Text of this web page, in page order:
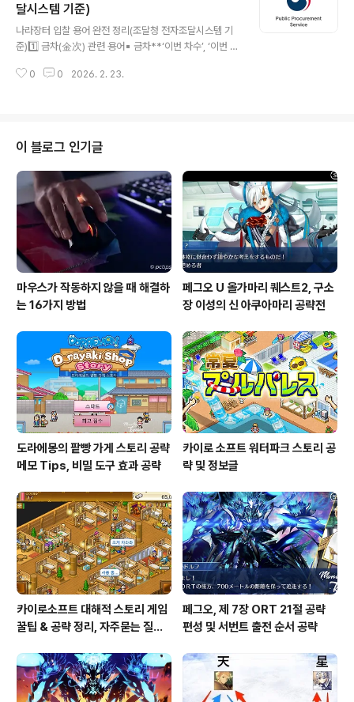
갱신 시 요금은 크게 오르는 경우가 흔합니다 — 2배 ~ 5
배 이상까지 올라갈 수 있으니 반드시 확인해야 합니다.예
방 팁✔ 가입 전 “갱신 요금”을 꼭 확인✔ 눈에 잘 안 보이
는 조건(약관)까지 읽어 보기✔ 긴 약정(1~3년)으로 프로
모 가격을 고정해 비용을 절감할 수 있음📌 2️⃣ 기본 서..
달시스템 기준)
나라장터 입찰 용어 완전 정리(조달청 전자조달시스템 기
준)1️⃣ 금차(金次) 관련 용어▪️ 금차**‘이번 차수’, ‘이번 회
금차분이번 회차에 해당하는 물량·예산·계약분예) “전차분
거 이력과 분리해서 보는 현재 건이라고 이해하면 정확함
2️⃣ 예가(豫價, 예정가격)▪️ 예가란?발주기관이 사전에 산
정한 기준 가격입찰의 기준점(상한선) 역할▪️ 예정가격의
특징입찰 전에는 비공개복수예비가격 중 무작위로 결정투
찰률 산정의 기준이 됨▪️ 관련 용어기초금액: 예가 산정의
기초가 되는 ..
0 0 2026. 2. 23.
이 블로그 인기글
마우스가 작동하지 않을 때 해결하
는 16가지 방법
페그오 U 올가마리 퀘스트2, 구소
장 이성의 신 아쿠아마리 공략전
도라에몽의 팥빵 가게 스토리 공략
메모 Tips, 비밀 도구 효과 공략
카이로 소프트 워터파크 스토리 공
략 및 정보글
카이로소프트 대해적 스토리 게임
꿀팁 & 공략 정리, 자주묻는 질문
페그오, 제 7장 ORT 21절 공략
편성 및 서번트 출전 순서 공략